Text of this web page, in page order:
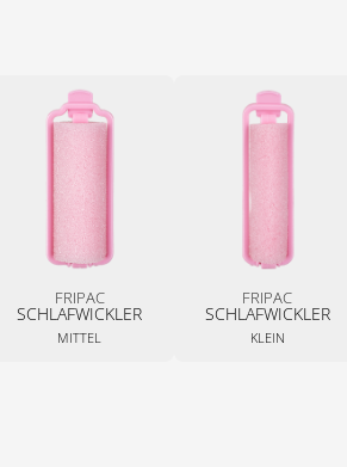
FRIPAC
SCHLAFWICKLER
MITTEL
FRIPAC
SCHLAFWICKLER
KLEIN